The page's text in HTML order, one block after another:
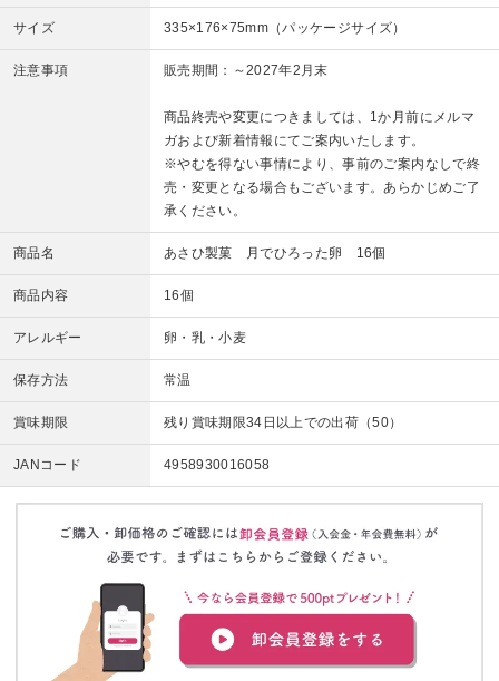
サイズ 335×176×75mm（パッケージサイズ）
注意事項 販売期間：～2027年2月末
商品終売や変更につきましては、1か月前にメルマ
ガおよび新着情報にてご案内いたします。
※やむを得ない事情により、事前のご案内なしで終
売・変更となる場合もございます。あらかじめご了
承ください。
商品名 あさひ製菓 月でひろった卵 16個
商品内容 16個
アレルギー 卵・乳・小麦
保存方法 常温
賞味期限 残り賞味期限34日以上での出荷（50）
JANコード 4958930016058